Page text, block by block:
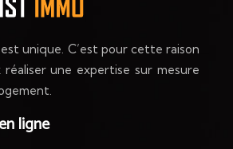
unique. C’est pour cette raison
réaliser une expertise sur mesure
ligne